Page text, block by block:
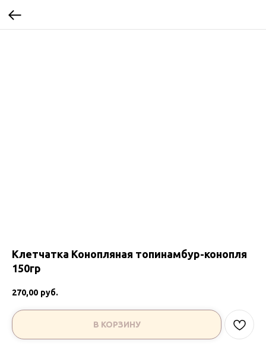
Клетчатка Конопляная топинамбур-конопля
150гр
270,00 руб.
В КОРЗИНУ